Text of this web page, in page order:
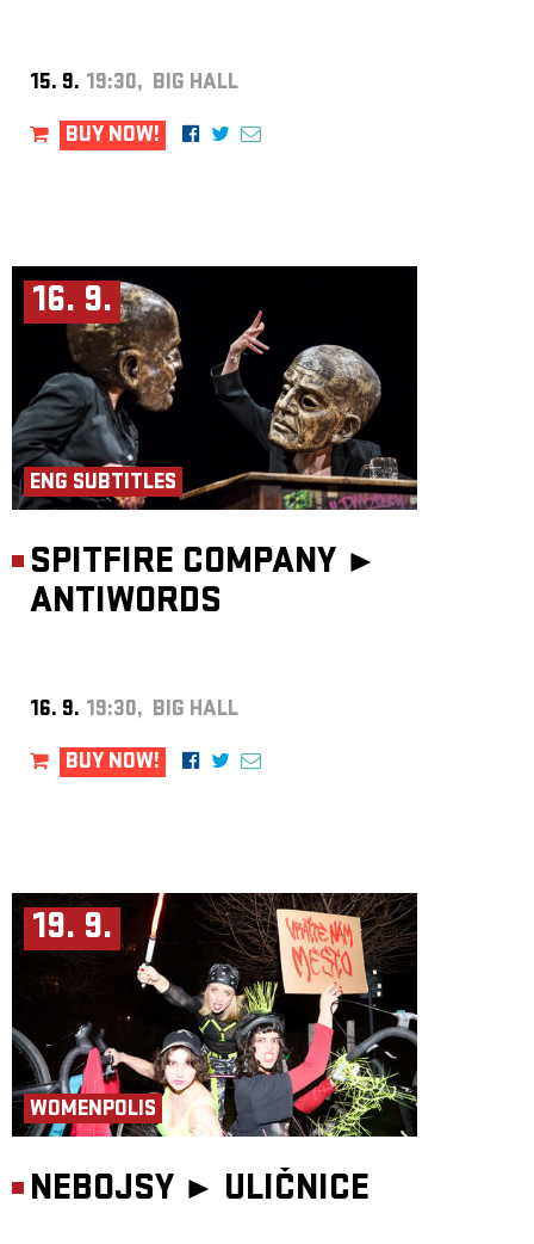
15. 9. 19:30, BIG HALL
BUY NOW!
16. 9.
ENG SUBTITLES
SPITFIRE COMPANY ►
ANTIWORDS
16. 9. 19:30, BIG HALL
BUY NOW!
19. 9.
WOMENPOLIS
NEBOJSY ► ULIČNICE